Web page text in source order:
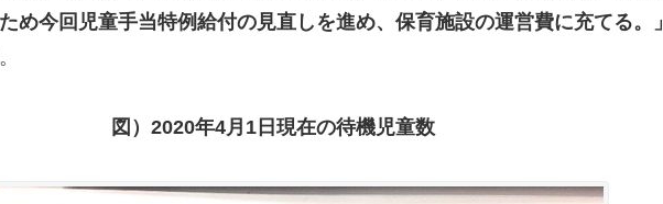
め今回児童手当特例給付の見直しを進め、保育施設の運営費に充てる。」
図）2020年4月1日現在の待機児童数